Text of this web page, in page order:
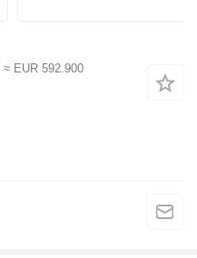
≈ EUR 592.900